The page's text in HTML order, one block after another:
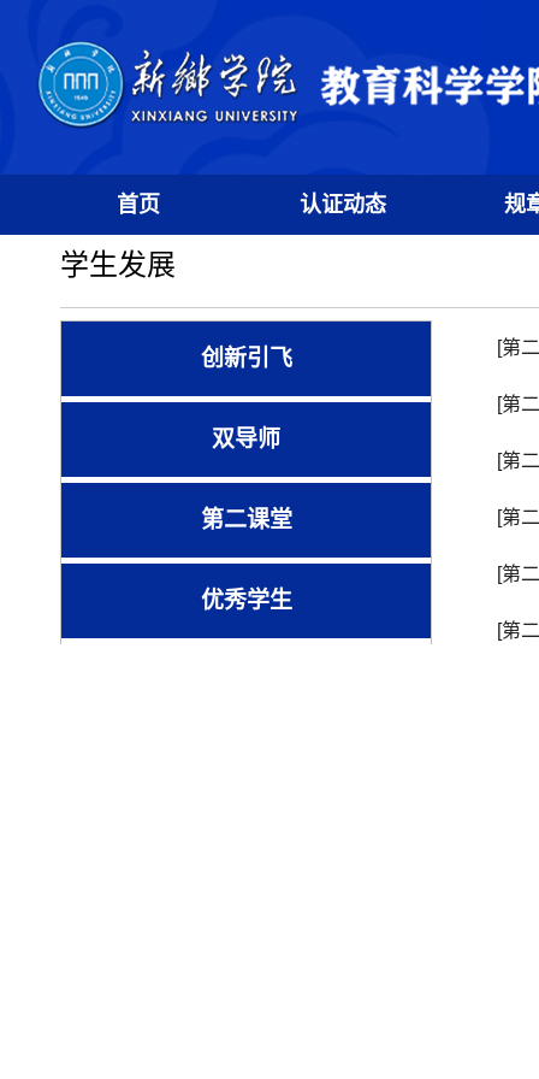
首页 认证动态 规
学生发展
创新引飞
双导师
第二课堂
优秀学生
[第
[第
[第
[第
[第
[第